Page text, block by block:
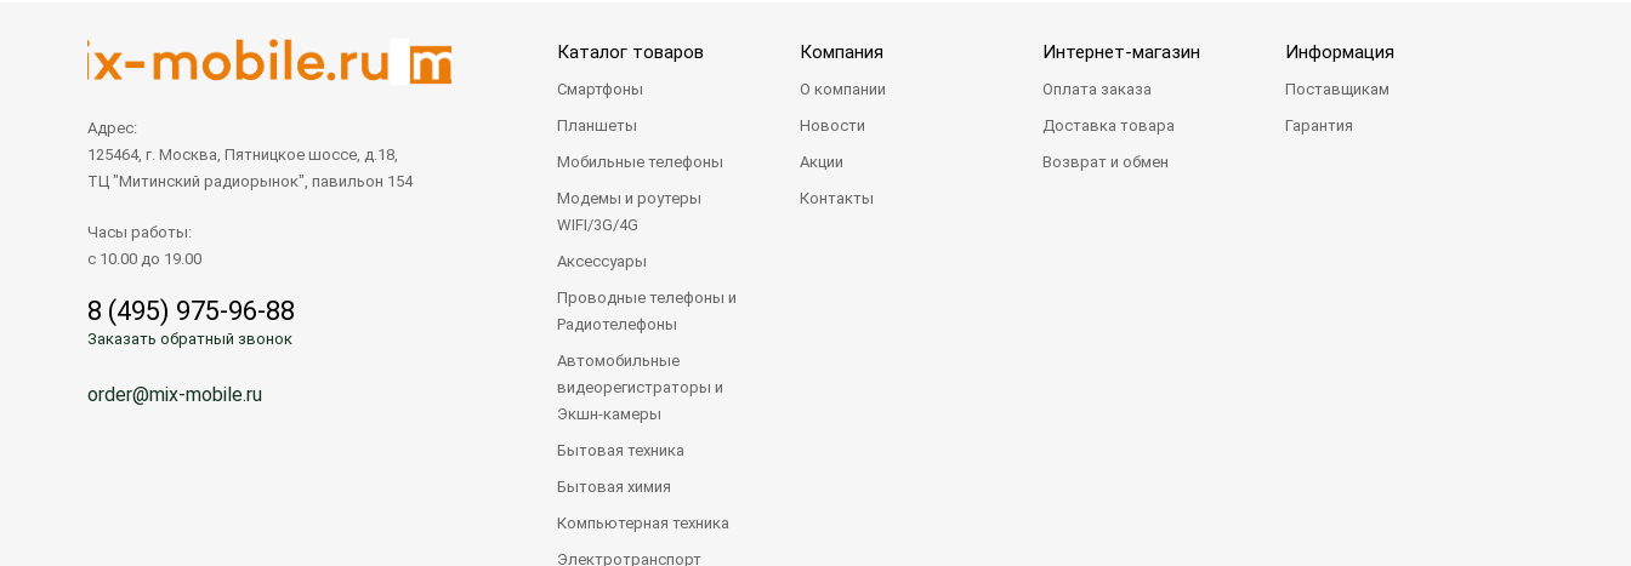
Адрес:
125464, г. Москва, Пятницкое шоссе, д.18,
ТЦ "Митинский радиорынок", павильон 154
Часы работы:
с 10.00 до 19.00
8 (495) 975-96-88
Заказать обратный звонок
order@mix-mobile.ru
Каталог товаров
Смартфоны
Планшеты
Мобильные телефоны
Модемы и роутеры
WIFI/3G/4G
Аксессуары
Проводные телефоны и
Радиотелефоны
Автомобильные
видеорегистраторы и
Экшн-камеры
Бытовая техника
Бытовая химия
Компьютерная техника
Электротранспорт
Компания
О компании
Новости
Акции
Контакты
Интернет-магазин
Оплата заказа
Доставка товара
Возврат и обмен
Информация
Поставщикам
Гарантия